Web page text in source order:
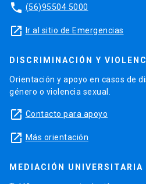
phone (56)95504 5000
launch Ir al sitio de Emergencias
DISCRIMINACIÓN Y
Orientación y apoyo en casos de
género o violencia sexual.
launch Contacto para apoyo
launch Más orientación
MEDIACIÓN UNIVERSITARIA